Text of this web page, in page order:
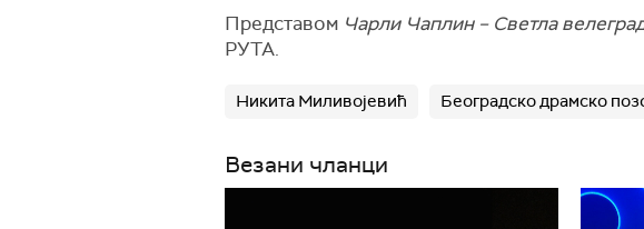
Представом Чарли Чаплин – Светла
РУТА.
Никита Миливојевић Београдско драмско
Везани чланци